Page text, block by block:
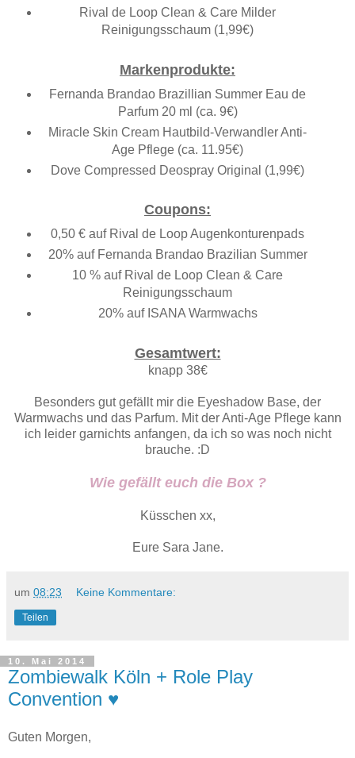
Rival de Loop Clean & Care Milder
Reinigungsschaum (1,99€)
Markenprodukte:
Fernanda Brandao Brazillian Summer Eau de
Parfum 20 ml (ca. 9€)
Miracle Skin Cream Hautbild-Verwandler Anti-
Age Pflege (ca. 11.95€)
Dove Compressed Deospray Original (1,99€)
Coupons:
0,50 € auf Rival de Loop Augenkonturenpads
20% auf Fernanda Brandao Brazilian Summer
10 % auf Rival de Loop Clean & Care
Reinigungsschaum
20% auf ISANA Warmwachs
Gesamtwert:
knapp 38€
Besonders gut gefällt mir die Eyeshadow Base, der
Warmwachs und das Parfum. Mit der Anti-Age Pflege kann
ich leider garnichts anfangen, da ich so was noch nicht
brauche. :D
Wie gefällt euch die Box ?
Küsschen xx,
Eure Sara Jane.
um 08:23 Keine Kommentare:
Teilen
10. Mai 2014
Zombiewalk Köln + Role Play
Convention ♥
Guten Morgen,